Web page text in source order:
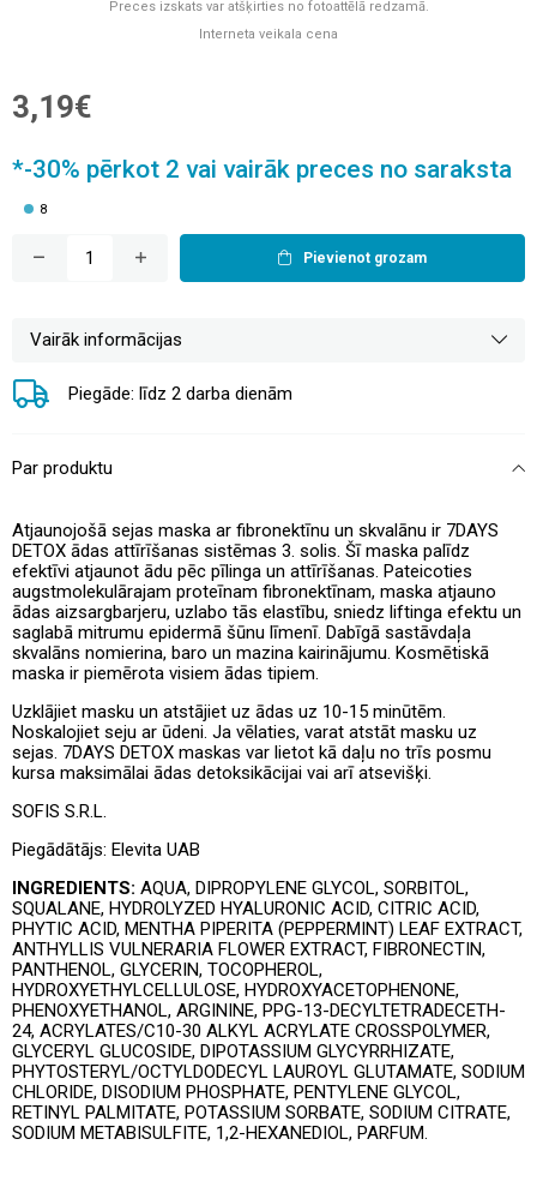
Preces izskats var atšķirties no fotoattēlā redzamā.
Interneta veikala cena
3,19€
*-30% pērkot 2 vai vairāk preces no saraksta
8
Pievienot grozam
Vairāk informācijas
Piegāde: līdz 2 darba dienām
Par produktu
Atjaunojošā sejas maska ar fibronektīnu un skvalānu ir 7DAYS
DETOX ādas attīrīšanas sistēmas 3. solis. Šī maska palīdz
efektīvi atjaunot ādu pēc pīlinga un attīrīšanas. Pateicoties
augstmolekulārajam proteīnam fibronektīnam, maska atjauno
ādas aizsargbarjeru, uzlabo tās elastību, sniedz liftinga efektu un
saglabā mitrumu epidermā šūnu līmenī. Dabīgā sastāvdaļa
skvalāns nomierina, baro un mazina kairinājumu. Kosmētiskā
maska ir piemērota visiem ādas tipiem.
Uzklājiet masku un atstājiet uz ādas uz 10-15 minūtēm.
Noskalojiet seju ar ūdeni. Ja vēlaties, varat atstāt masku uz
sejas. 7DAYS DETOX maskas var lietot kā daļu no trīs posmu
kursa maksimālai ādas detoksikācijai vai arī atsevišķi.
SOFIS S.R.L.
Piegādātājs: Elevita UAB
INGREDIENTS: AQUA, DIPROPYLENE GLYCOL, SORBITOL,
SQUALANE, HYDROLYZED HYALURONIC ACID, CITRIC ACID,
PHYTIC ACID, MENTHA PIPERITA (PEPPERMINT) LEAF EXTRACT,
ANTHYLLIS VULNERARIA FLOWER EXTRACT, FIBRONECTIN,
PANTHENOL, GLYCERIN, TOCOPHEROL,
HYDROXYETHYLCELLULOSE, HYDROXYACETOPHENONE,
PHENOXYETHANOL, ARGININE, PPG-13-DECYLTETRADECETH-
24, ACRYLATES/C10-30 ALKYL ACRYLATE CROSSPOLYMER,
GLYCERYL GLUCOSIDE, DIPOTASSIUM GLYCYRRHIZATE,
PHYTOSTERYL/OCTYLDODECYL LAUROYL GLUTAMATE, SODIUM
CHLORIDE, DISODIUM PHOSPHATE, PENTYLENE GLYCOL,
RETINYL PALMITATE, POTASSIUM SORBATE, SODIUM CITRATE,
SODIUM METABISULFITE, 1,2-HEXANEDIOL, PARFUM.